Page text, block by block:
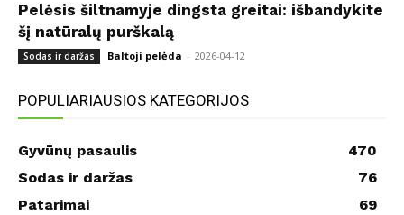
Pelėsis šiltnamyje dingsta greitai: išbandykite
šį natūralų purškalą
Sodas ir daržas Baltoji pelėda - 2026-04-12
POPULIARIAUSIOS KATEGORIJOS
Gyvūnų pasaulis
470
Sodas ir daržas
76
Patarimai
69